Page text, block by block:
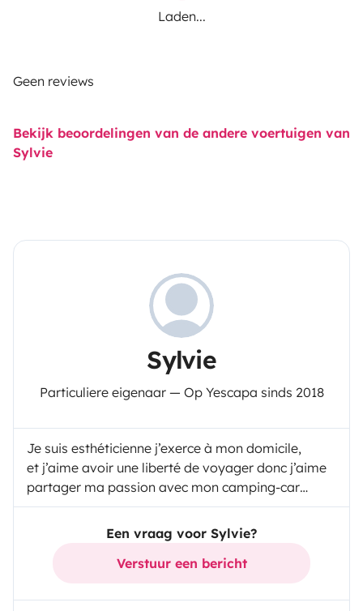
Laden...
Geen reviews
Bekijk beoordelingen van de andere voertuigen van
Sylvie
Sylvie
Particuliere eigenaar — Op Yescapa sinds 2018
Je suis esthéticienne j’exerce à mon domicile,
et j’aime avoir une liberté de voyager donc j’aime
partager ma passion avec mon camping-car…
Een vraag voor Sylvie?
Verstuur een bericht